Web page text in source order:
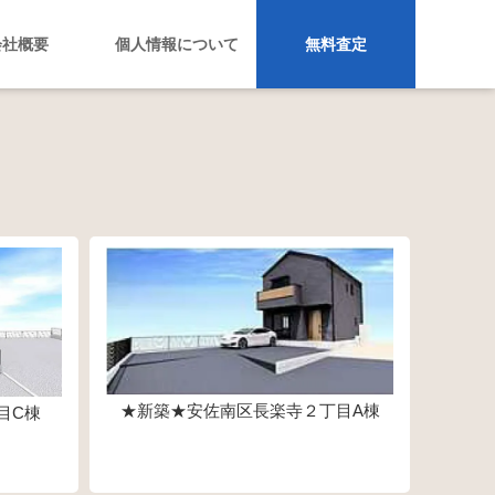
概要 個人情報について 無料査定
C棟
★新築★安佐南区長楽寺２丁目A棟